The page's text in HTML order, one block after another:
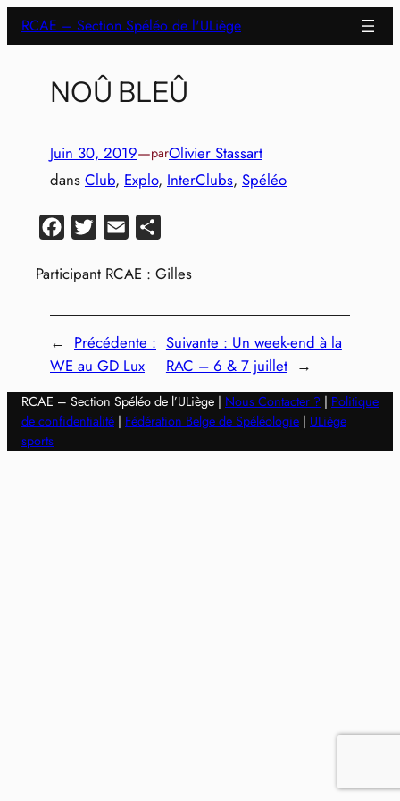
Aller
au
RCAE – Section Spéléo de l'ULiège
NOÛ BLEÛ
Juin 30, 2019—parOlivier Stassart
dans Club, Explo, InterClubs, Spéléo
Facebook
Twitter Email
Participant RCAE : Gilles
← Précédente :
WE au GD Lux
Suivante : Un week-end à la
RAC – 6 & 7 juillet →
RCAE – Section Spéléo de l’ULiège | Nous Contacter ? | Politique
de confidentialité | Fédération Belge de Spéléologie | ULiège
sports